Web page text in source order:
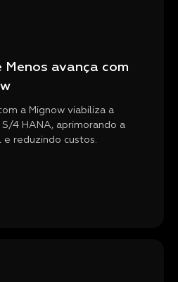
Menos avança com
a Mignow viabiliza a
4 HANA, aprimorando a
e reduzindo custos.